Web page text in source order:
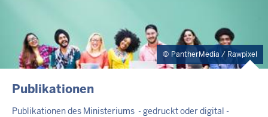
PantherMedia / Rawpixel
Publikationen
Publikationen des Ministeriums - gedruckt oder digital -